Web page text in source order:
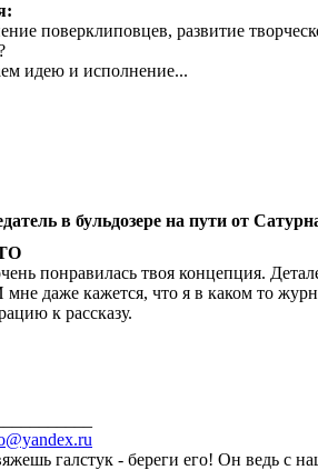
поверклиповцев, развитие
идею и исполнение...
в бульдозере на пути от
понравилась твоя концепция.
мне даже кажется, что я в каком то
к рассказу.
галстук - береги его! Он ведь с